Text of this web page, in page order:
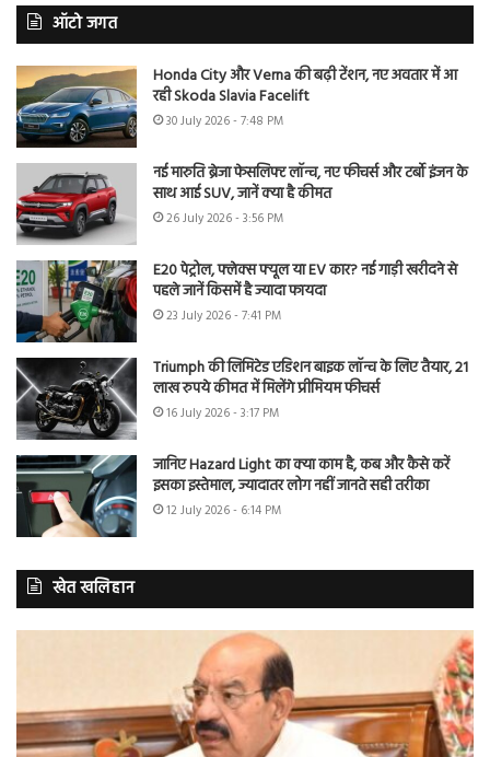
ऑटो जगत
Honda City और Verna की बढ़ी टेंशन, नए अवतार में आ
रही Skoda Slavia Facelift
30 July 2026 - 7:48 PM
नई मारुति ब्रेजा फेसलिफ्ट लॉन्च, नए फीचर्स और टर्बो इंजन के
साथ आई SUV, जानें क्या है कीमत
26 July 2026 - 3:56 PM
E20 पेट्रोल, फ्लेक्स फ्यूल या EV कार? नई गाड़ी खरीदने से
पहले जानें किसमें है ज्यादा फायदा
23 July 2026 - 7:41 PM
Triumph की लिमिटेड एडिशन बाइक लॉन्च के लिए तैयार, 21
लाख रुपये कीमत में मिलेंगे प्रीमियम फीचर्स
16 July 2026 - 3:17 PM
जानिए Hazard Light का क्या काम है, कब और कैसे करें
इसका इस्तेमाल, ज्यादातर लोग नहीं जानते सही तरीका
12 July 2026 - 6:14 PM
खेत खलिहान